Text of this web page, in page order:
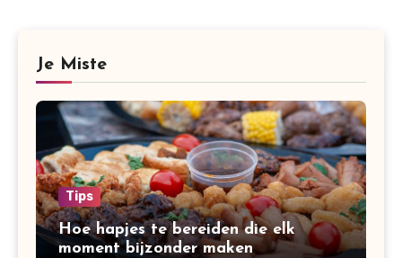
Je Miste
Tips
Hoe hapjes te bereiden die elk
moment bijzonder maken